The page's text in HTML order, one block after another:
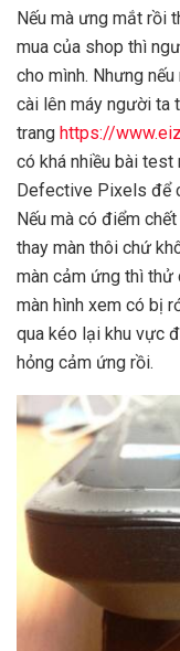
Nếu mà ưng mắt rồi
mua của shop thì
cho mình. Nhưng
cài lên máy người ta
trang https://
có khá nhiều bài test
Defective Pixels để
Nếu mà có điểm
thay màn thôi chứ
màn cảm ứng thì
màn hình xem có bị
qua kéo lại khu vực
hỏng cảm ứng rồi.